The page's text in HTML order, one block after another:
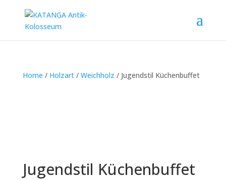
Home / Holzart/ Weichholz / Jugendstil Küchenbuffet
Jugendstil Küchenbuffet